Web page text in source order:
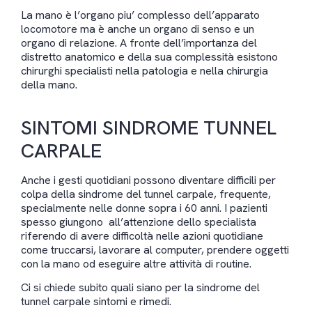
La mano è l’organo piu’ complesso dell’apparato
locomotore ma è anche un organo di senso e un
organo di relazione. A fronte dell’importanza del
distretto anatomico e della sua complessità esistono
chirurghi specialisti nella patologia e nella chirurgia
della mano.
SINTOMI SINDROME TUNNEL
CARPALE
Anche i gesti quotidiani possono diventare difficili per
colpa della sindrome del tunnel carpale, frequente,
specialmente nelle donne sopra i 60 anni. I pazienti
spesso giungono all’attenzione dello specialista
riferendo di avere difficoltà nelle azioni quotidiane
come truccarsi, lavorare al computer, prendere oggetti
con la mano od eseguire altre attività di routine.
Ci si chiede subito quali siano per la sindrome del
tunnel carpale sintomi e rimedi.